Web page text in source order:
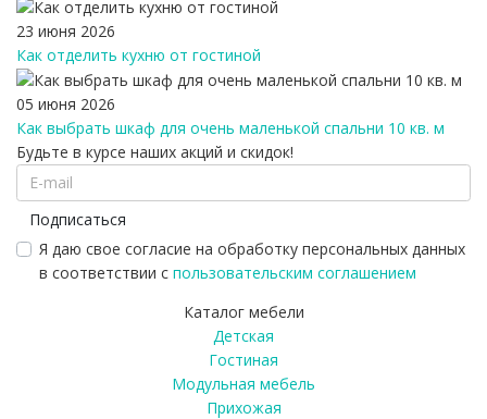
23 июня 2026
Как отделить кухню от гостиной
05 июня 2026
Как выбрать шкаф для очень маленькой спальни 10 кв. м
Будьте в курсе наших акций и скидок!
Подписаться
Я даю свое согласие на обработку персональных данных
в соответствии с пользовательским соглашением
Каталог мебели
Детская
Гостиная
Модульная мебель
Прихожая